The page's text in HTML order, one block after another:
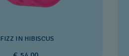
FIZZ IN HIBISCUS